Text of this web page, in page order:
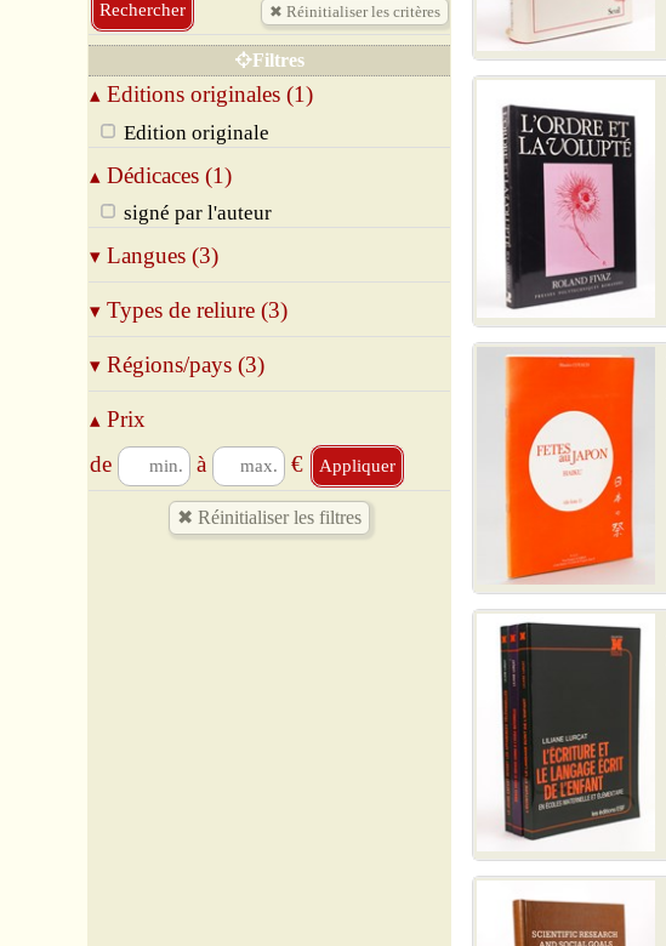
Envois et autographes
Editions originales
Revues et journaux
Essais, Politique
Sport, Chasse & Pêche
Enfantina
Fonds Jean Bernard
Gastronomie, Divers
Pays du Monde
Filtres
▴ Editions originales (1)
Edition originale
▴ Dédicaces (1)
signé par l'auteur
▾ Langues (3)
Anglais
▾ Types de reliure (3)
Relié
▾ Régions/pays (3)
Arabie
Japon
▴ Prix
de
à €